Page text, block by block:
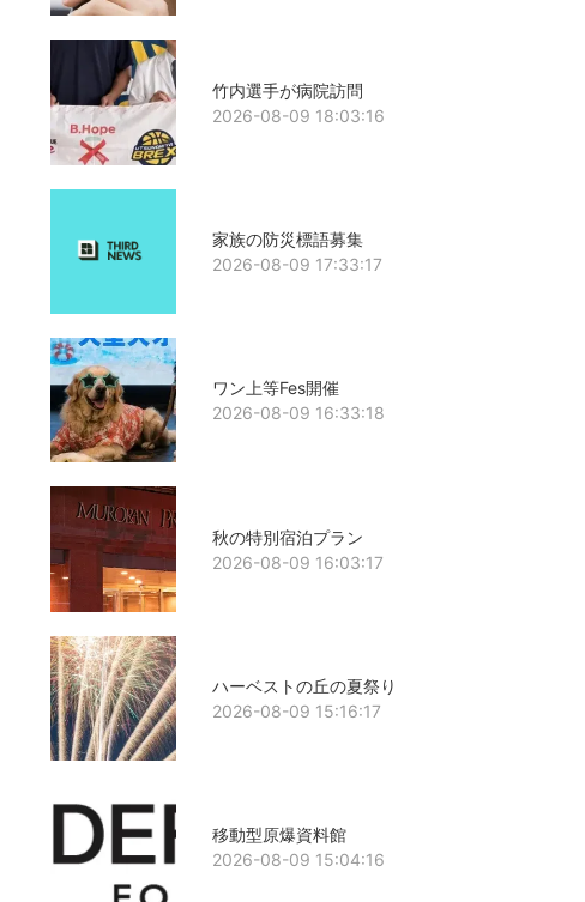
竹内選手が病院訪問
2026-08-09 18:03:16
家族の防災標語募集
2026-08-09 17:33:17
ワン上等Fes開催
2026-08-09 16:33:18
秋の特別宿泊プラン
2026-08-09 16:03:17
ハーベストの丘の夏祭り
2026-08-09 15:16:17
移動型原爆資料館
2026-08-09 15:04:16